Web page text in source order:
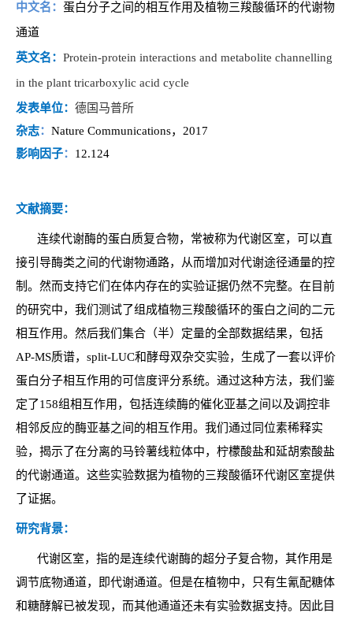
中文名： 蛋白分子之间的相互作用及植物三羧酸循环的代谢物
通道
英文名： Protein-protein interactions and metabolite channelling
in the plant tricarboxylic acid cycle
发表单位： 德国马普所
杂志： Nature Communications，2017
影响因子： 12.124
文献摘要：
连续代谢酶的蛋白质复合物，常被称为代谢区室，可以直
接引导酶类之间的代谢物通路，从而增加对代谢途径通量的控
制。然而支持它们在体内存在的实验证据仍然不完整。在目前
的研究中，我们测试了组成植物三羧酸循环的蛋白之间的二元
相互作用。然后我们集合（半）定量的全部数据结果，包括
AP-MS质谱，split-LUC和酵母双杂交实验，生成了一套以评价
蛋白分子相互作用的可信度评分系统。通过这种方法，我们鉴
定了158组相互作用，包括连续酶的催化亚基之间以及调控非
相邻反应的酶亚基之间的相互作用。我们通过同位素稀释实
验，揭示了在分离的马铃薯线粒体中，柠檬酸盐和延胡索酸盐
的代谢通道。这些实验数据为植物的三羧酸循环代谢区室提供
了证据。
研究背景：
代谢区室，指的是连续代谢酶的超分子复合物，其作用是
调节底物通道，即代谢通道。但是在植物中，只有生氰配糖体
和糖酵解已被发现，而其他通道还未有实验数据支持。因此目